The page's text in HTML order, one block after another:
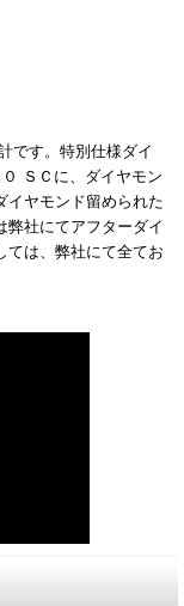
です。特別仕様ダイ
ＳＣに、ダイヤモン
イヤモンド留められた
弊社にてアフターダイ
ては、弊社にて全てお